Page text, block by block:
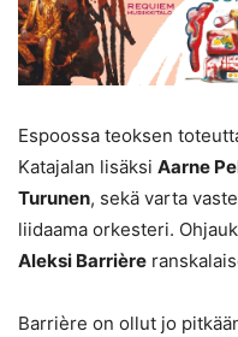
Espoossa teoksen
Katajalan lisäksi Aarne
Turunen, sekä varta
liidaama orkesteri.
Aleksi Barrière
Barrière on ollut jo